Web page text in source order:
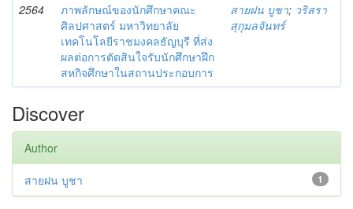
2564
ภาพลักษณ์ของนักศึกษาคณะ
ศิลปศาสตร์ มหาวิทยาลัย
เทคโนโลยีราชมงคลธัญบุรี ที่ส่ง
ผลต่อการตัดสินใจรับนักศึกษาฝึก
สหกิจศึกษาในสถานประกอบการ
สายฝน บูชา; วริสรา
สุกุมลจันทร์
Discover
Author
1
สายฝน บูชา